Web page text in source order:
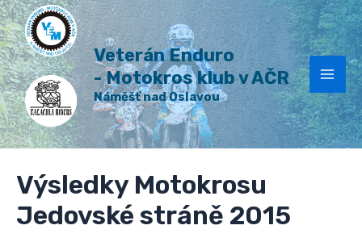
Přeskočit
na
obsah
Veterán Enduro
- Motokros klub v AČR
Náměšť nad Oslavou
Výsledky Motokrosu
Jedovské stráně 2015
Post
navigation
H
l
e
d
a
t